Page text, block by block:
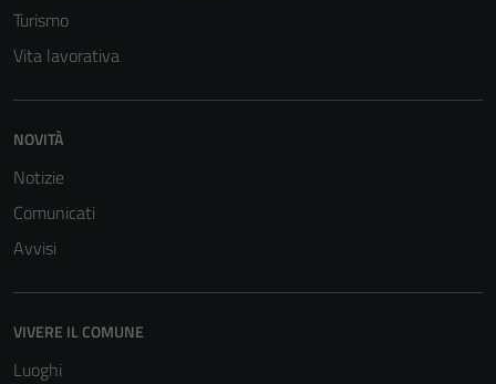
Turismo
Vita lavorativa
NOVITÀ
Notizie
Comunicati
Avvisi
VIVERE IL COMUNE
Luoghi